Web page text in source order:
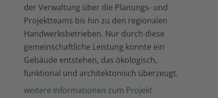
der Verwaltung über die Planungs- und
Projektteams bis hin zu den regionalen
Handwerksbetrieben. Nur durch diese
gemeinschaftliche Leistung konnte ein
Gebäude entstehen, das ökologisch,
funktional und architektonisch überzeugt.
weitere Informationen zum Projekt